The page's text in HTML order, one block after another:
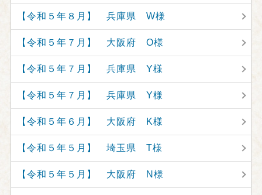
【令和５年８月】 兵庫県 W様
【令和５年７月】 大阪府 O様
【令和５年７月】 兵庫県 Y様
【令和５年７月】 兵庫県 Y様
【令和５年６月】 大阪府 K様
【令和５年５月】 埼玉県 T様
【令和５年５月】 大阪府 N様